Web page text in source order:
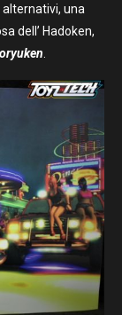
una
dell’ Hadoken,